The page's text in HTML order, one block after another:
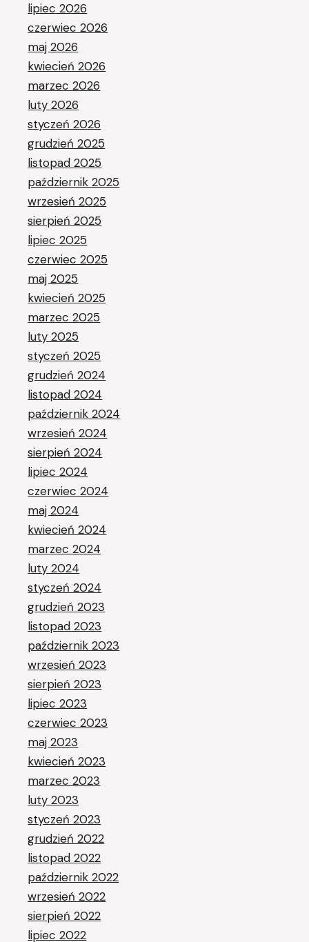
lipiec 2026
czerwiec 2026
maj 2026
kwiecień 2026
marzec 2026
luty 2026
styczeń 2026
grudzień 2025
listopad 2025
październik 2025
wrzesień 2025
sierpień 2025
lipiec 2025
czerwiec 2025
maj 2025
kwiecień 2025
marzec 2025
luty 2025
styczeń 2025
grudzień 2024
listopad 2024
październik 2024
wrzesień 2024
sierpień 2024
lipiec 2024
czerwiec 2024
maj 2024
kwiecień 2024
marzec 2024
luty 2024
styczeń 2024
grudzień 2023
listopad 2023
październik 2023
wrzesień 2023
sierpień 2023
lipiec 2023
czerwiec 2023
maj 2023
kwiecień 2023
marzec 2023
luty 2023
styczeń 2023
grudzień 2022
listopad 2022
październik 2022
wrzesień 2022
sierpień 2022
lipiec 2022